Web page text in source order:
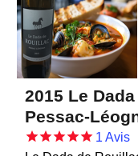
2015 Le
Pessac-
1 Avis